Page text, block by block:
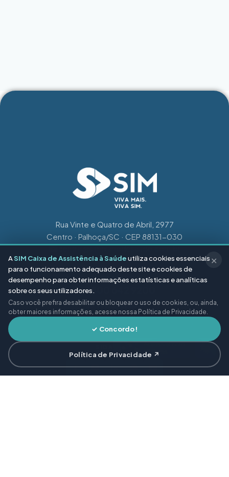
Rua Vinte e Quatro de Abril, 2977
Centro · Palhoça/SC · CEP 88131-030
central@simplanodesaude.com.br
CENTRAL DE ATENDIMENTO
0800 642 9200
WhatsApp
Gratuito · 24 horas
ASIM Caixa de Assistência à Saúdeutiliza cookies essenciais
para o funcionamento adequado deste site e cookies de
desempenho para obter informações estatísticas e analíticas
sobre os seus utilizadores.
Caso você prefira desabilitar ou bloquear o uso de cookies, ou, ainda,
obter maiores informações, acesse nossa Política de Privacidade.
✓ Concordo!
Política de Privacidade ↗
✕